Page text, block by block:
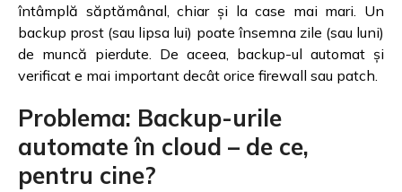
întâmplă săptămânal, chiar și la case mai mari. Un
backup prost (sau lipsa lui) poate însemna zile (sau luni)
de muncă pierdute. De aceea, backup-ul automat și
verificat e mai important decât orice firewall sau patch.
Problema: Backup-urile
automate în cloud – de ce,
pentru cine?